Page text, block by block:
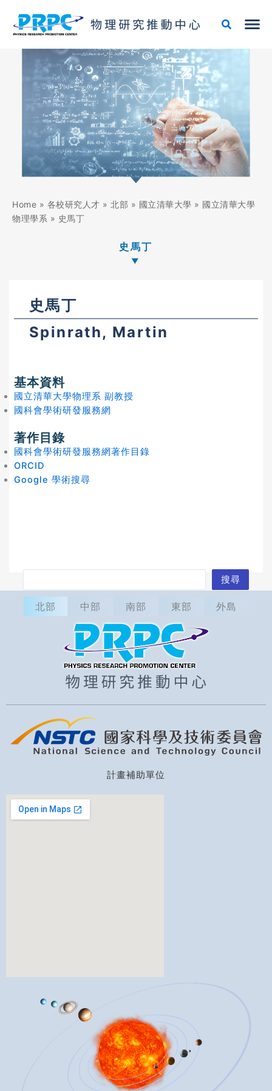
Home » 各校研究人才 » 北部 » 國立清華大學 » 國立清華大學
物理學系 » 史馬丁
史馬丁
史馬丁
Spinrath, Martin
基本資料
國立清華大學物理系 副教授
國科會學術研發服務網
著作目錄
國科會學術研發服務網著作目錄
ORCID
Google 學術搜尋
尋
搜尋
北部 中部 南部 東部 外島
計畫補助單位